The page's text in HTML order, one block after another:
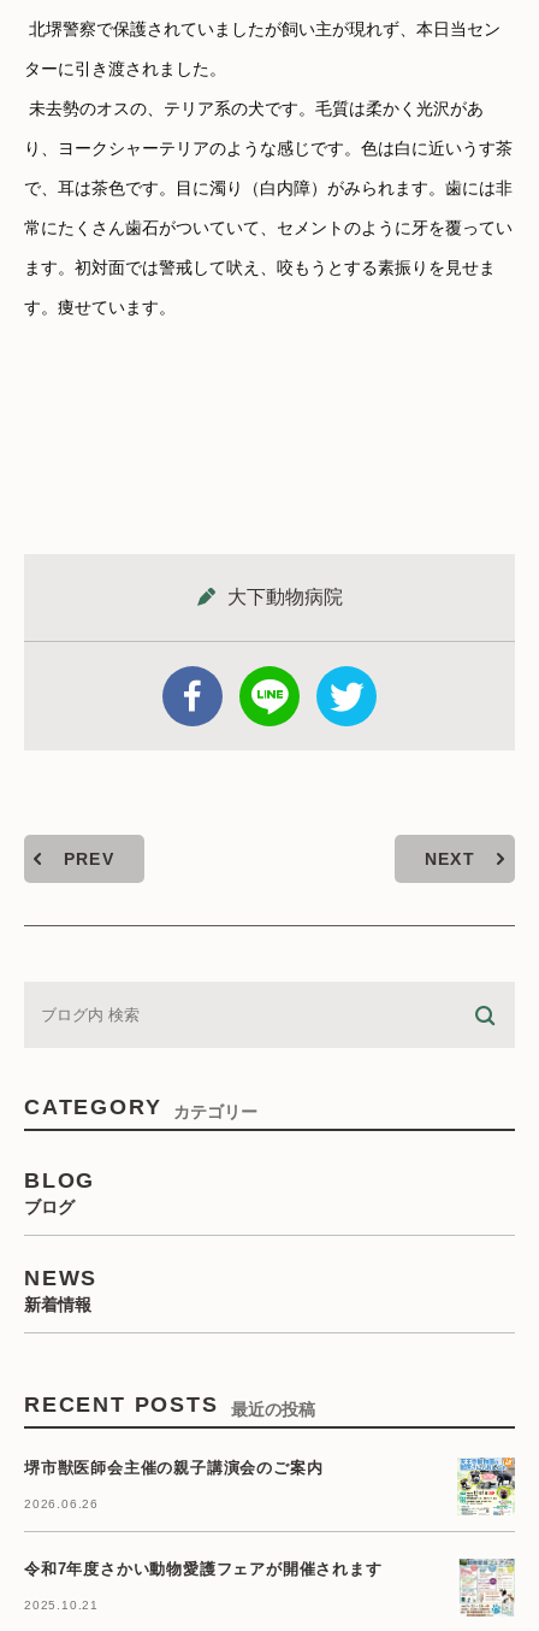
北堺警察で保護されていましたが飼い主が現れず、本日当セン
ターに引き渡されました。
未去勢のオスの、テリア系の犬です。毛質は柔かく光沢があ
り、ヨークシャーテリアのような感じです。色は白に近いうす茶
で、耳は茶色です。目に濁り（白内障）がみられます。歯には非
常にたくさん歯石がついていて、セメントのように牙を覆ってい
ます。初対面では警戒して吠え、咬もうとする素振りを見せま
す。痩せています。
大下動物病院
PREV NEXT
CATEGORY カテゴリー
BLOG
ブログ
NEWS
新着情報
RECENT POSTS 最近の投稿
堺市獣医師会主催の親子講演会のご案内
2026.06.26
令和7年度さかい動物愛護フェアが開催されます
2025.10.21